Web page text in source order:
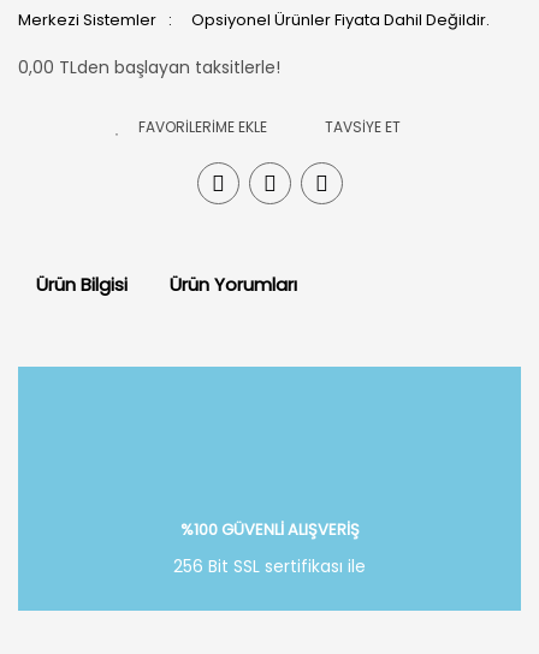
Merkezi Sistemler
Opsiyonel Ürünler Fiyata Dahil Değildir.
0,00 TLden başlayan taksitlerle!
TAVSİYE ET
Ürün Bilgisi Ürün Yorumları
%100 GÜVENLİ ALIŞVERİŞ
256 Bit SSL sertifikası ile